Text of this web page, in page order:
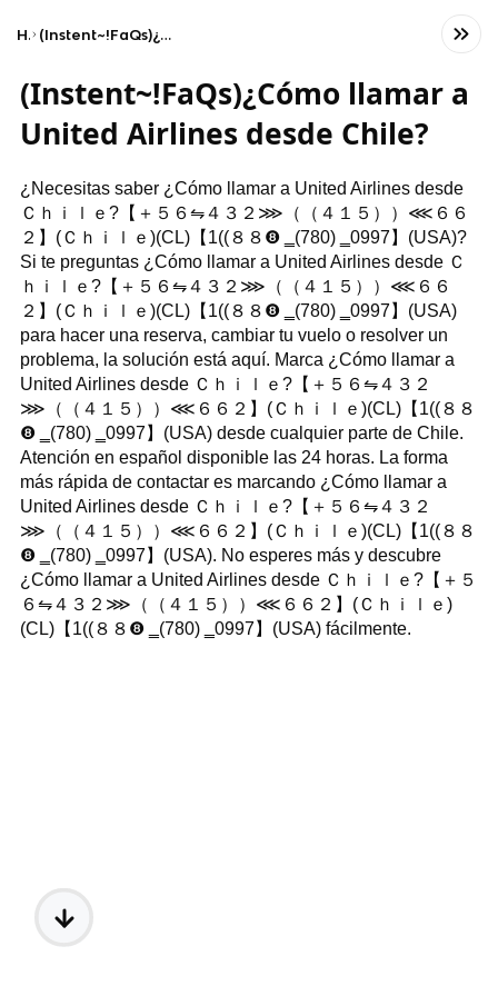
Home (Instent~!FaQs)¿Cómo llamar a United Airlines desde Chile?
(Instent~!FaQs)¿Cómo llamar a
United Airlines desde Chile?
¿Necesitas saber ¿Cómo llamar a United Airlines desde
Ｃｈｉｌｅ?【 ＋５６⇋４３２⋙（（４１５））⋘６６
２】(Ｃｈｉｌｅ)(CL)【1((８８❽ ‗(780) ‗0997】(USA)?
Si te preguntas ¿Cómo llamar a United Airlines desde Ｃ
ｈｉｌｅ?【 ＋５６⇋４３２⋙（（４１５））⋘６６
２】(Ｃｈｉｌｅ)(CL)【1((８８❽ ‗(780) ‗0997】(USA)
para hacer una reserva, cambiar tu vuelo o resolver un
problema, la solución está aquí. Marca ¿Cómo llamar a
United Airlines desde Ｃｈｉｌｅ?【 ＋５６⇋４３２
⋙（（４１５））⋘６６２】(Ｃｈｉｌｅ)(CL)【1((８８
❽ ‗(780) ‗0997】(USA) desde cualquier parte de Chile.
Atención en español disponible las 24 horas. La forma
más rápida de contactar es marcando ¿Cómo llamar a
United Airlines desde Ｃｈｉｌｅ?【 ＋５６⇋４３２
⋙（（４１５））⋘６６２】(Ｃｈｉｌｅ)(CL)【1((８８
❽ ‗(780) ‗0997】(USA). No esperes más y descubre
¿Cómo llamar a United Airlines desde Ｃｈｉｌｅ?【 ＋５
６⇋４３２⋙（（４１５））⋘６６２】(Ｃｈｉｌｅ)
(CL)【1((８８❽ ‗(780) ‗0997】(USA) fácilmente.